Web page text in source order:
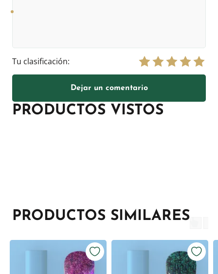
la
Tu clasificación:
Dejar un comentario
PRODUCTOS VISTOS
PRODUCTOS SIMILARES